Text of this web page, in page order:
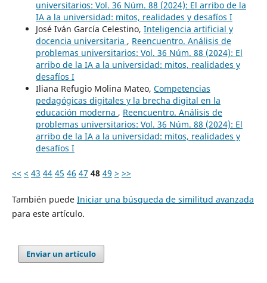
universitarios: Vol. 36 Núm. 88 (2024): El arribo de la
IA a la universidad: mitos, realidades y desafíos I
José Iván García Celestino, Inteligencia artificial y
docencia universitaria , Reencuentro. Análisis de
problemas universitarios: Vol. 36 Núm. 88 (2024): El
arribo de la IA a la universidad: mitos, realidades y
desafíos I
Iliana Refugio Molina Mateo, Competencias
pedagógicas digitales y la brecha digital en la
educación moderna , Reencuentro. Análisis de
problemas universitarios: Vol. 36 Núm. 88 (2024): El
arribo de la IA a la universidad: mitos, realidades y
desafíos I
<< < 43 44 45 46 47 48 49 > >>
También puede Iniciar una búsqueda de similitud avanzada
para este artículo.
Enviar un artículo